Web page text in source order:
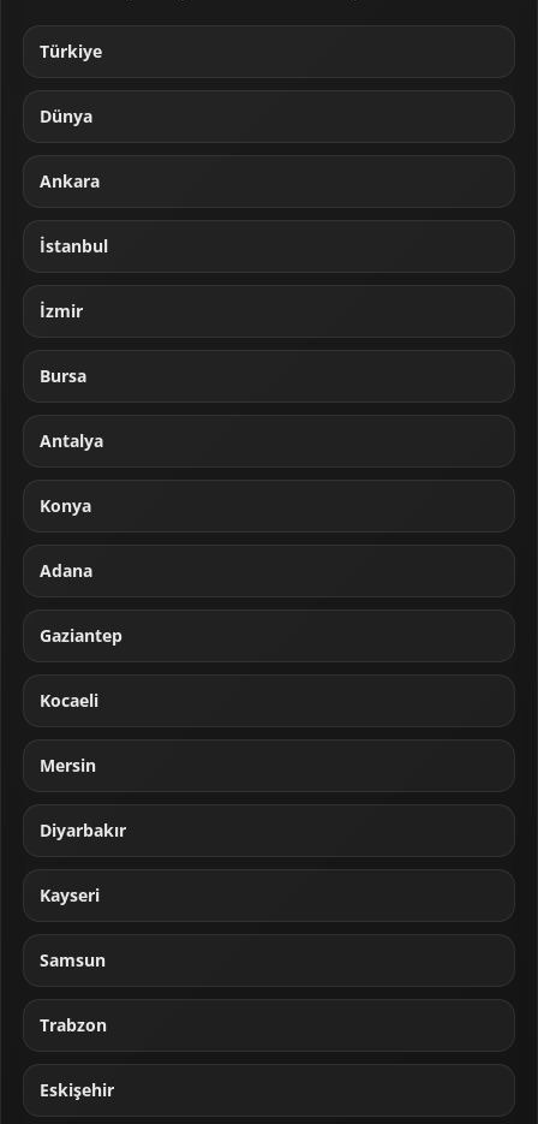
Türkiye
Dünya
Ankara
İstanbul
İzmir
Bursa
Antalya
Konya
Adana
Gaziantep
Kocaeli
Mersin
Diyarbakır
Kayseri
Samsun
Trabzon
Eskişehir